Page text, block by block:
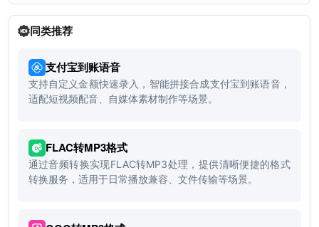
同类推荐
支付宝到账语音
支持自定义金额快速录入，智能拼接合成支付宝到账语音，
适配短视频配音、自媒体素材制作等场景。
FLAC转MP3格式
通过音频转换实现FLAC转MP3处理，提供清晰便捷的格式
转换服务，适用于日常播放兼容、文件传输等场景。